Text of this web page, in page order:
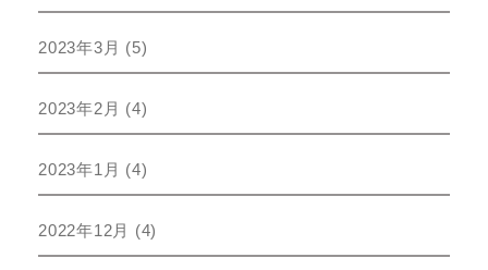
2023年3月 (5)
2023年2月 (4)
2023年1月 (4)
2022年12月 (4)